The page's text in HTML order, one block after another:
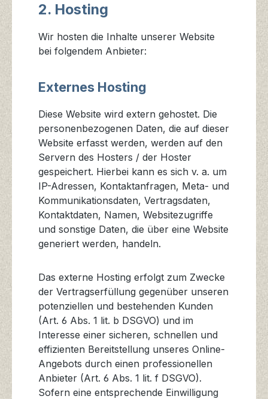
2. Hosting
Wir hosten die Inhalte unserer Website
bei folgendem Anbieter:
Externes Hosting
Diese Website wird extern gehostet. Die
personenbezogenen Daten, die auf dieser
Website erfasst werden, werden auf den
Servern des Hosters / der Hoster
gespeichert. Hierbei kann es sich v. a. um
IP-Adressen, Kontaktanfragen, Meta- und
Kommunikationsdaten, Vertragsdaten,
Kontaktdaten, Namen, Websitezugriffe
und sonstige Daten, die über eine Website
generiert werden, handeln.
Das externe Hosting erfolgt zum Zwecke
der Vertragserfüllung gegenüber unseren
potenziellen und bestehenden Kunden
(Art. 6 Abs. 1 lit. b DSGVO) und im
Interesse einer sicheren, schnellen und
effizienten Bereitstellung unseres Online-
Angebots durch einen professionellen
Anbieter (Art. 6 Abs. 1 lit. f DSGVO).
Sofern eine entsprechende Einwilligung